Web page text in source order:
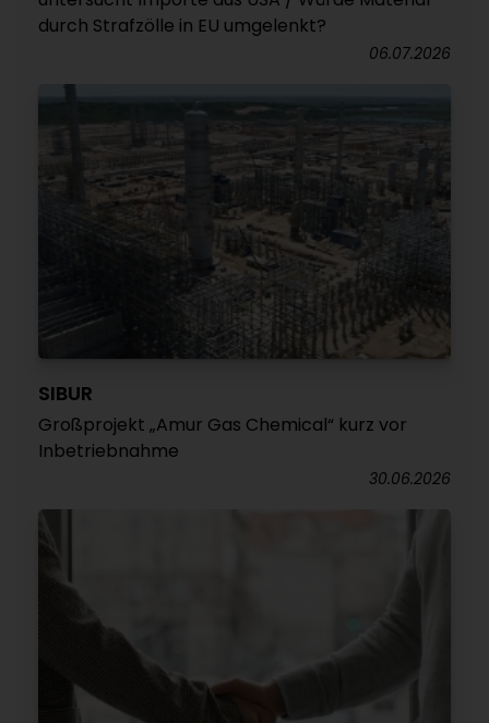
durch Strafzölle in EU umgelenkt?
06.07.2026
SIBUR
Großprojekt „Amur Gas Chemical“ kurz vor
Inbetriebnahme
30.06.2026